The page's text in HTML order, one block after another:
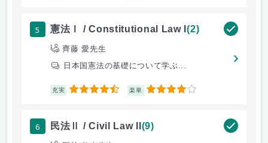
5 憲法Ⅰ / Constitutional Law I(2)
齊藤 愛先生
日本国憲法の基礎について学ぶ...
充実 4.5 楽単 4
6 民法Ⅱ / Civil Law II (9)